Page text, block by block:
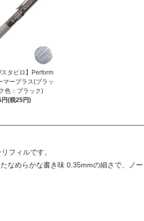
スタビロ】Perform
マープラス(ブラッ
色：ブラック)
円(税25円)
フィルです。
なめらかな書き味 0.35mmの細さで、ノ